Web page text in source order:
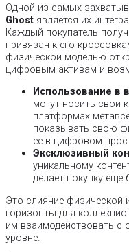
Одной из самых
Ghost является их
Каждый покупатель
привязан к его
физической моделью
цифровым активам и
Использование в
могут носить свои
платформах
показывать свою
её в цифровом
Эксклюзивный
уникальному
делает покупку ещё
Это слияние
горизонты для
им взаимодействовать
уровне.